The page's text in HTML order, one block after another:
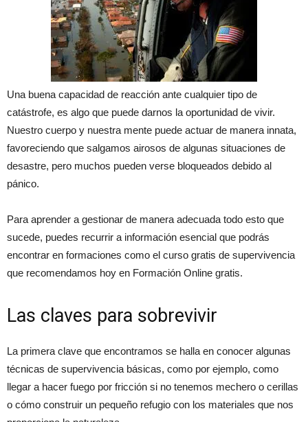
Una buena capacidad de reacción ante cualquier tipo de
catástrofe, es algo que puede darnos la oportunidad de vivir.
Nuestro cuerpo y nuestra mente puede actuar de manera innata,
favoreciendo que salgamos airosos de algunas situaciones de
desastre, pero muchos pueden verse bloqueados debido al
pánico.
Para aprender a gestionar de manera adecuada todo esto que
sucede, puedes recurrir a información esencial que podrás
encontrar en formaciones como el curso gratis de supervivencia
que recomendamos hoy en Formación Online gratis.
Las claves para sobrevivir
La primera clave que encontramos se halla en conocer algunas
técnicas de supervivencia básicas, como por ejemplo, como
llegar a hacer fuego por fricción si no tenemos mechero o cerillas
o cómo construir un pequeño refugio con los materiales que nos